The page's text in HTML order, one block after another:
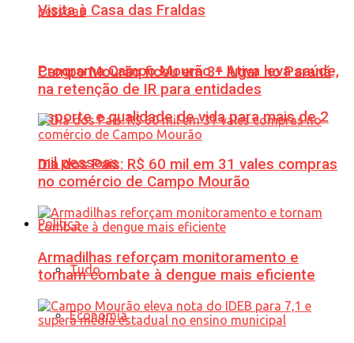
Programa Campo Mourão + Ativa leva saúde,
esporte e qualidade de vida para mais de 2
mil pessoas
Política
Tudo
Economia
Visita à Casa das Fraldas
Campo Mourão ficou em 3º lugar no Paraná
na retenção de IR para entidades
Dia dos Pais: R$ 60 mil em 31 vales compras
no comércio de Campo Mourão
Armadilhas reforçam monitoramento e
tornam combate à dengue mais eficiente